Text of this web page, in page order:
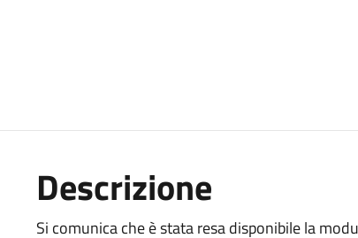
Descrizione
Si comunica che è stata resa disponibile la